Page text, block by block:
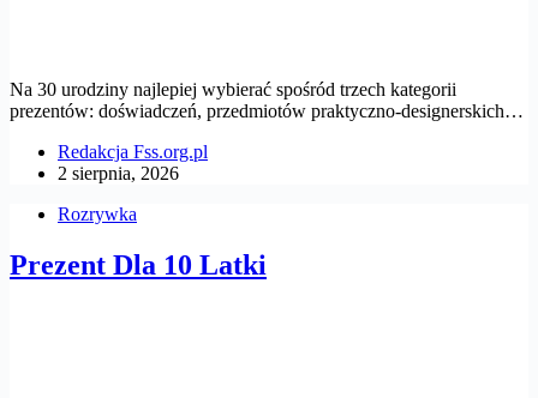
Na 30 urodziny najlepiej wybierać spośród trzech kategorii
prezentów: doświadczeń, przedmiotów praktyczno-designerskich…
Redakcja Fss.org.pl
2 sierpnia, 2026
Rozrywka
Prezent Dla 10 Latki